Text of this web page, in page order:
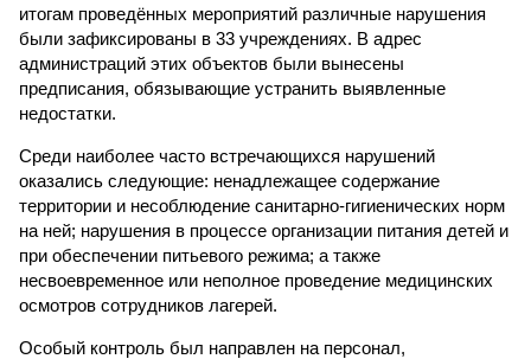
итогам проведённых мероприятий различные нарушения
были зафиксированы в 33 учреждениях. В адрес
администраций этих объектов были вынесены
предписания, обязывающие устранить выявленные
недостатки.
Среди наиболее часто встречающихся нарушений
оказались следующие: ненадлежащее содержание
территории и несоблюдение санитарно-гигиенических норм
на ней; нарушения в процессе организации питания детей и
при обеспечении питьевого режима; а также
несвоевременное или неполное проведение медицинских
осмотров сотрудников лагерей.
Особый контроль был направлен на персонал,